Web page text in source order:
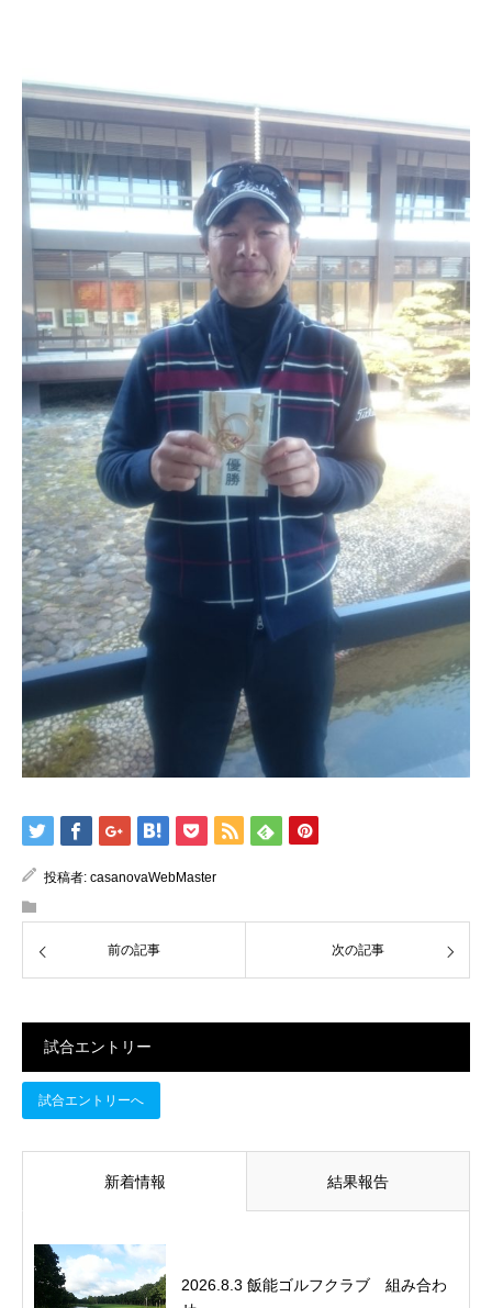
投稿者: casanovaWebMaster
前の記事 次の記事
試合エントリー
試合エントリーへ
新着情報 結果報告
2026.8.3 飯能ゴルフクラブ 組み合わ